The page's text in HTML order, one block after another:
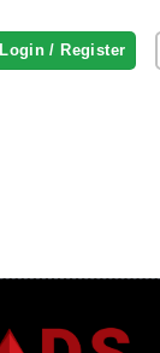
Login / Register